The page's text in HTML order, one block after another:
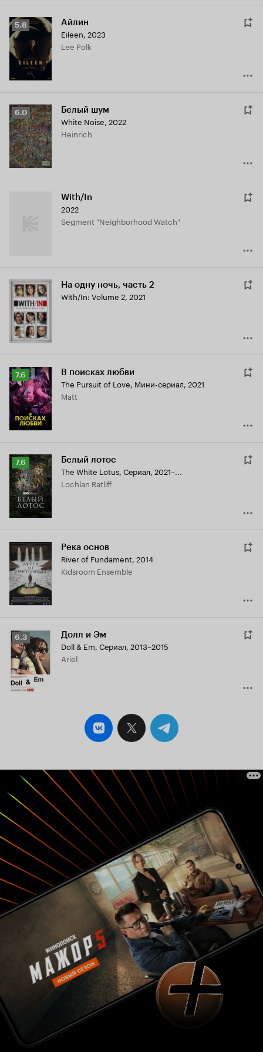
Рейтинг
Кинопоиска
5.8
5.8 Айлин
Eileen, 2023
Lee Polk
Рейтинг
Кинопоиска
6.0
6.0 Белый шум
White Noise, 2022
Heinrich
With/In
2022
Segment "Neighborhood Watch"
На одну ночь, часть 2
With/In: Volume 2, 2021
Рейтинг
Кинопоиска
7.6
7.6 В поисках любви
The Pursuit of Love, Мини-сериал, 2021
Matt
Рейтинг
Кинопоиска
7.6
7.6 Белый лотос
The White Lotus, Сериал, 2021–...
Lochlan Ratliff
Река основ
River of Fundament, 2014
Kidsroom Ensemble
Рейтинг
Кинопоиска
6.3
6.3 Долл и Эм
Doll & Em, Сериал, 2013–2015
Ariel